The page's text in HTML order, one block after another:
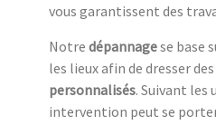
vous garantissent des
Notre dépannagese base
les lieux afin de dresser
personnalisés. Suivant les
intervention peut se